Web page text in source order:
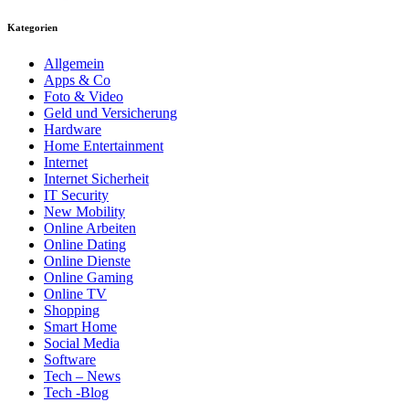
Kategorien
Allgemein
Apps & Co
Foto & Video
Geld und Versicherung
Hardware
Home Entertainment
Internet
Internet Sicherheit
IT Security
New Mobility
Online Arbeiten
Online Dating
Online Dienste
Online Gaming
Online TV
Shopping
Smart Home
Social Media
Software
Tech – News
Tech -Blog